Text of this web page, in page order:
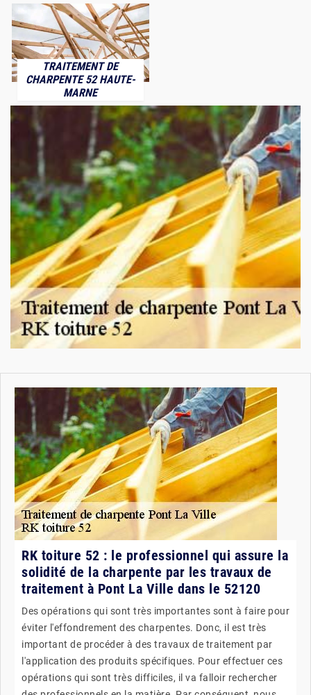
TRAITEMENT DE
CHARPENTE 52 HAUTE-
MARNE
RK toiture 52 : le professionnel qui assure la
solidité de la charpente par les travaux de
traitement à Pont La Ville dans le 52120
Des opérations qui sont très importantes sont à faire pour
éviter l'effondrement des charpentes. Donc, il est très
important de procéder à des travaux de traitement par
l'application des produits spécifiques. Pour effectuer ces
opérations qui sont très difficiles, il va falloir rechercher